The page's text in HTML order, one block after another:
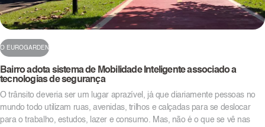
O EUROGARDEN
Bairro adota sistema de Mobilidade Inteligente associado a
tecnologias de segurança
O trânsito deveria ser um lugar aprazível, já que diariamente pessoas no
mundo todo utilizam ruas, avenidas, trilhos e calçadas para se deslocar
para o trabalho, estudos, lazer e consumo. Mas, não é o que se vê nas